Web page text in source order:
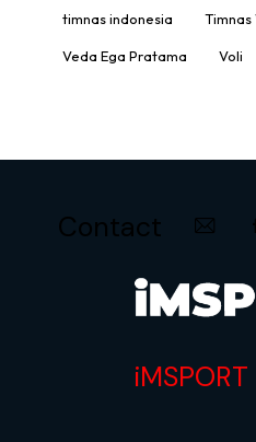
timnas indonesia Timnas
Veda Ega Pratama Voli
iMSPORT
Contact